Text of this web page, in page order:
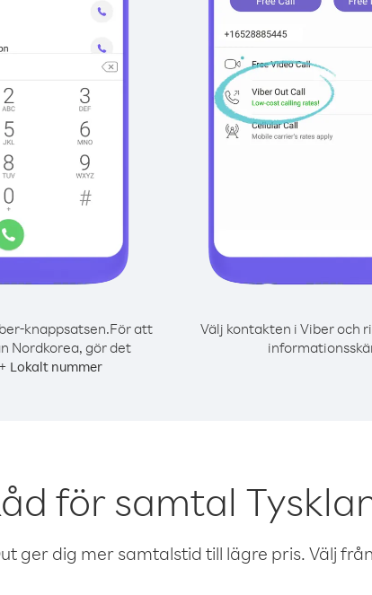
knappsatsen.För att
Nordkorea, gör det
+ Lokalt nummer
Välj kontakten i Viber och
för samtal
ger dig mer samtalstid till lägre pris. Välj